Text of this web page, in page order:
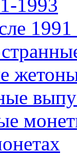
1993
1991